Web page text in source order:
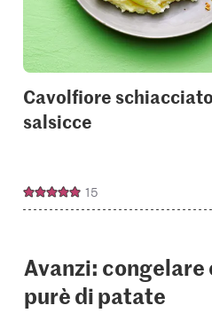
Cavolfiore
salsicce
15
Avanzi: congelare
purè di patate